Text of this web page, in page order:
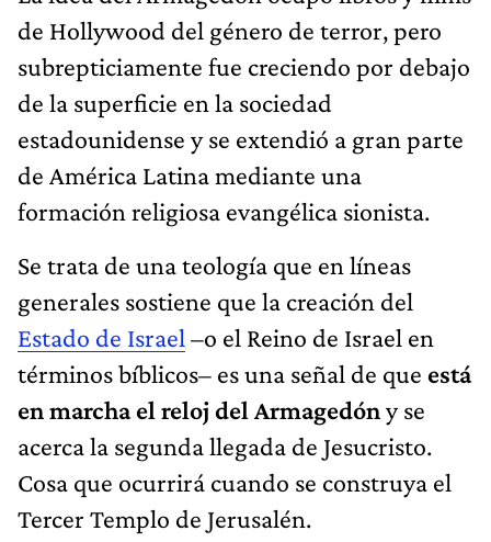
de Hollywood del género de terror, pero
subrepticiamente fue creciendo por debajo
de la superficie en la sociedad
estadounidense y se extendió a gran parte
de América Latina mediante una
formación religiosa evangélica sionista.
Se trata de una teología que en líneas
generales sostiene que la creación del
Estado de Israel –o el Reino de Israel en
términos bíblicos– es una señal de que está
en marcha el reloj del Armagedóny se
acerca la segunda llegada de Jesucristo.
Cosa que ocurrirá cuando se construya el
Tercer Templo de Jerusalén.